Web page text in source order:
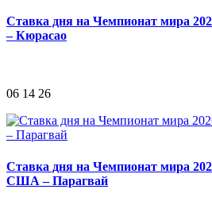
Ставка дня на Чемпионат мира
– Кюрасао
06 14 26
Ставка дня на Чемпионат мира
США – Парагвай